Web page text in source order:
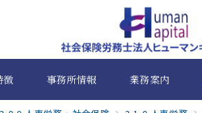
徴 事務所情報 業務案内